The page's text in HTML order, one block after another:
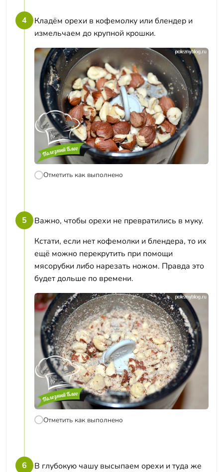
4
Кладём орехи в кофемолку или блендер и
измельчаем до крупной крошки.
Отметить как выполнено
5
Важно, чтобы орехи не превратились в муку.
Кстати, если нет кофемолки и блендера, то их
ещё можно перекрутить при помощи
мясорубки либо нарезать ножом. Правда это
будет дольше по времени.
Отметить как выполнено
6
В глубокую чашу высыпаем орехи и туда же